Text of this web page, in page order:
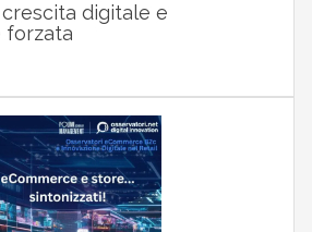
digitale e
forzata